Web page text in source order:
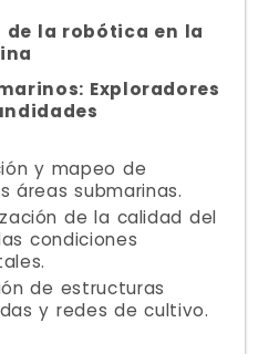
la robótica en la
Exploradores
y mapeo de
áreas submarinas.
de la calidad del
condiciones
de estructuras
y redes de cultivo.